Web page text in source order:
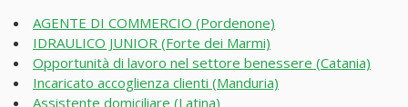
AGENTE DI COMMERCIO (Pordenone)
IDRAULICO JUNIOR (Forte dei Marmi)
Opportunità di lavoro nel settore benessere (Catania)
Incaricato accoglienza clienti (Manduria)
Assistente domiciliare (Latina)